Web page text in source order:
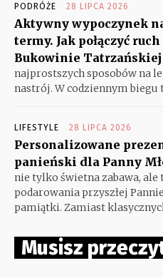
PODRÓŻE 28 LIPCA 2026
Aktywny wypoczynek
termy. Jak połączyć
Bukowinie Tatrzańskiej
najprostszych sposobów na
nastrój. W codziennym biegu
LIFESTYLE 28 LIPCA 2026
Personalizowane
panieński dla Panny
nie tylko świetna zabawa, ale
podarowania przyszłej
pamiątki. Zamiast
Musisz